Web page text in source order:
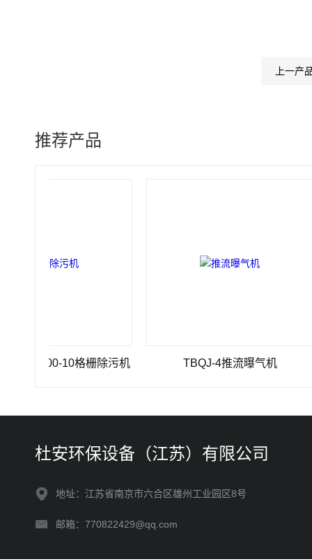
上一产
推荐产品
10格栅除污机 TBQJ-4推流曝气机
杜安环保设备（江苏）有限公司
地址：江苏省南京市六合区雄州工业园区8号
邮箱：770822429@qq.com